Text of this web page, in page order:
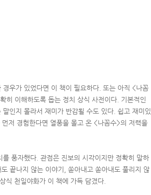
우가 있었다면 이 책이 필요하다. 또는 아직 <나꼼
이해하도록 돕는 정치 상식 사전이다. 기본적인
인지 몰라서 재미가 반감될 수도 있다. 쉽고 재미있
저 경험한다면 열풍을 몰고 온 <나꼼수>의 저력을
풍자했다. 관점은 진보의 시각이지만 정확히 말하
끝나지 않는 이야기, 쏟아내고 쏟아내도 풀리지 않
식 천일야화가 이 책에 가득 담겼다.